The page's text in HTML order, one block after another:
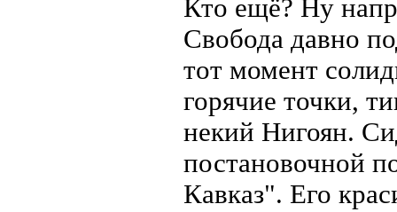
Кто ещё? Ну
Свобода давно
тот момент
горячие точки,
некий Нигоян.
постановочной
Кавказ". Его